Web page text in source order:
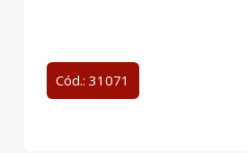
Cód.: 31071